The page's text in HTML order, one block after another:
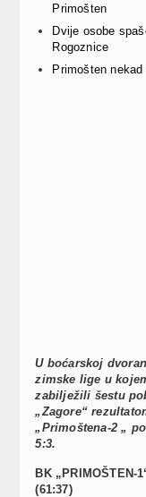
Primošten
Dvije osobe
Rogoznice
Primošten
U boćarskoj
zimske lige u
zabilježili šestu
„Zagore“
„Primoštena-2 „
5:3.
BK „PRIMOŠTEN-